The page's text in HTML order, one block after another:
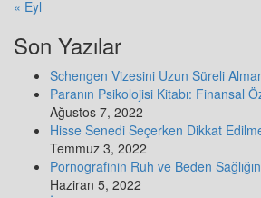
« Eyl
Son Yazılar
Schengen Vizesini Uzun Süreli
Paranın Psikolojisi Kitabı: Finansal
Ağustos 7, 2022
Hisse Senedi Seçerken Dikkat
Temmuz 3, 2022
Pornografinin Ruh ve Beden
Haziran 5, 2022